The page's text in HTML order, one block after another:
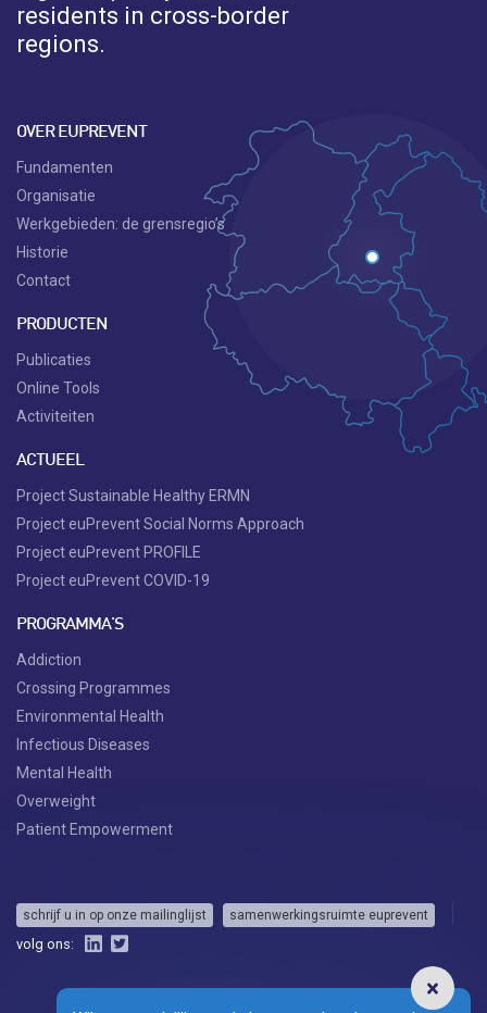
residents in cross-border
regions.
OVER EUPREVENT
Fundamenten
Organisatie
Werkgebieden: de grensregio’s
Historie
Contact
PRODUCTEN
Publicaties
Online Tools
Activiteiten
ACTUEEL
Project Sustainable Healthy ERMN
Project euPrevent Social Norms Approach
Project euPrevent PROFILE
Project euPrevent COVID-19
PROGRAMMA'S
Addiction
Crossing Programmes
Environmental Health
Infectious Diseases
Mental Health
Overweight
Patient Empowerment
schrijf u in op onze mailinglijst samenwerkingsruimte euprevent
volg ons: